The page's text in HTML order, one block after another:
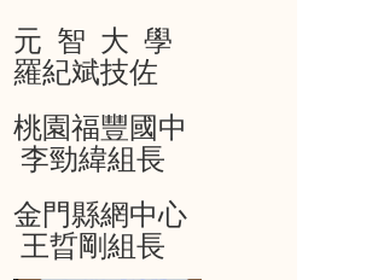
元 智 大 學
羅紀斌技佐
桃園福豐國中
李勁緯組長
金門縣網中心
王晢剛組長